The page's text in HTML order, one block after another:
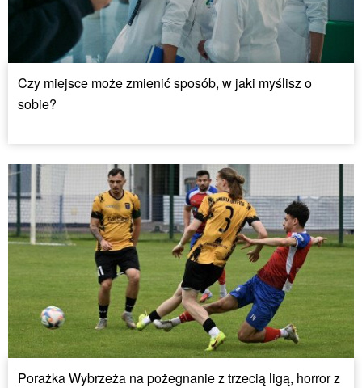
Czy miejsce może zmienić sposób, w jaki myślisz o
sobie?
Porażka Wybrzeża na pożegnanie z trzecią ligą, horror z